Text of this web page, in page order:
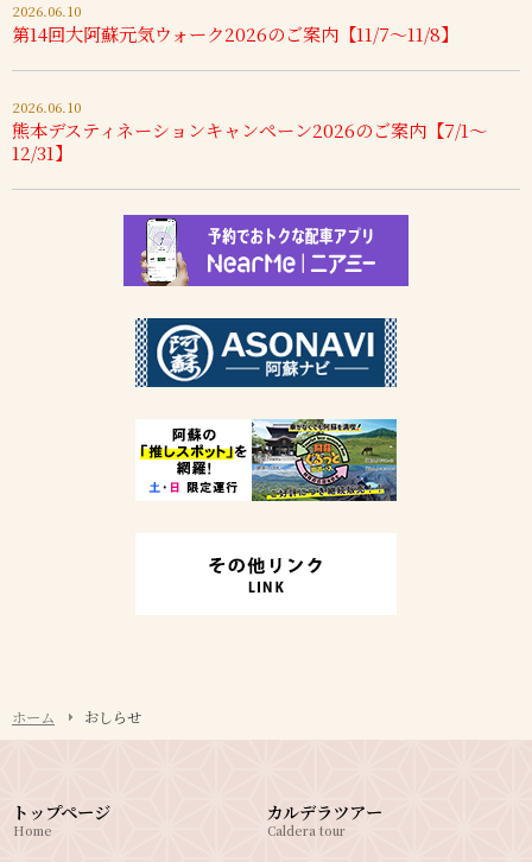
2026.06.10
第14回大阿蘇元気ウォーク2026のご案内【11/7～11/8】
2026.06.10
熊本デスティネーションキャンペーン2026のご案内【7/1～
12/31】
ホーム おしらせ
トップページ
Home
カルデラツアー
Caldera tour